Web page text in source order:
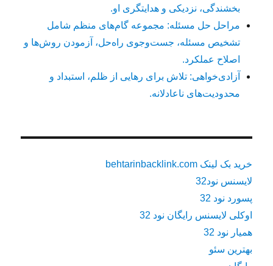
بخشندگی، نزدیکی و هدایتگری او.
مراحل حل مسئله: مجموعه گام‌های منظم شامل
تشخیص مسئله، جست‌وجوی راه‌حل، آزمودن روش‌ها و
اصلاح عملکرد.
آزادی‌خواهی: تلاش برای رهایی از ظلم، استبداد و
محدودیت‌های ناعادلانه.
خرید بک لینک behtarinbacklink.com
لایسنس نود32
پسورد نود 32
اوکلی لایسنس رایگان نود 32
همیار نود 32
بهترین سئو